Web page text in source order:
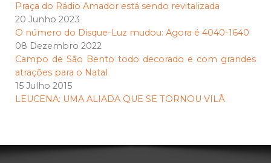
Praça do Rádio Amador está sendo revitalizada
20 Junho 2023
O número do Disque-Luz mudou: Agora é 4040-1640
08 Dezembro 2022
Campo de São Bento todo decorado e com grandes
atrações para o Natal
15 Julho 2015
LEUCENA: UMA ALIADA QUE SE TORNOU VILÃ